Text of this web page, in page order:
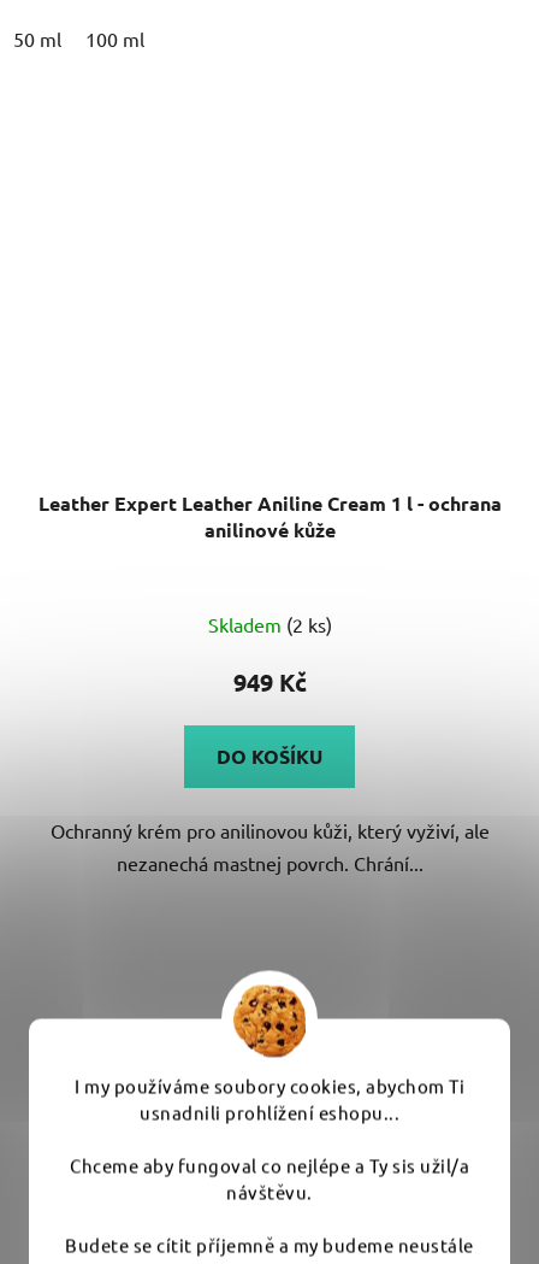
I my používáme soubory cookies, abychom Ti
usnadnili prohlížení eshopu...
Chceme aby fungoval co nejlépe a Ty sis užil/a
návštěvu.
Budete se cítit příjemně a my budeme neustále
50 ml 100 ml
Leather Expert Leather Aniline Cream 1 l - ochrana
anilinové kůže
Skladem (2 ks)
949 Kč
DO KOŠÍKU
Ochranný krém pro anilinovou kůži, který vyživí, ale
nezanechá mastnej povrch. Chrání...